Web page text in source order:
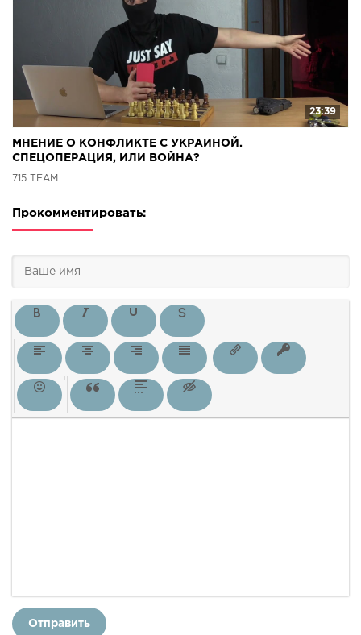
23:39
МНЕНИЕ О КОНФЛИКТЕ С УКРАИНОЙ.
СПЕЦОПЕРАЦИЯ, ИЛИ ВОЙНА?
715 TEAM
Прокомментировать:
Отправить